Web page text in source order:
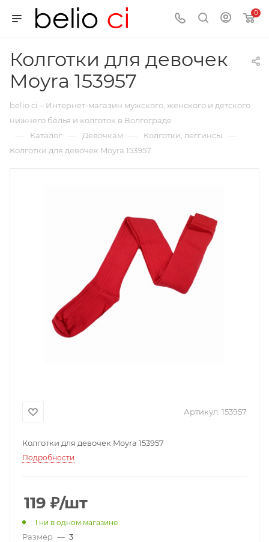
0
Колготки для девочек
Moyra 153957
belio ci – Интернет-магазин мужского, женского и детского
нижнего белья и колготок в Волгограде
— Каталог — Девочкам — Колготки, леггинсы —
Колготки для девочек Moyra 153957
Артикул: 153957
Колготки для девочек Moyra 153957
Подробности
119 ₽/шт
: 1 ни в одном магазине
Размер — 3